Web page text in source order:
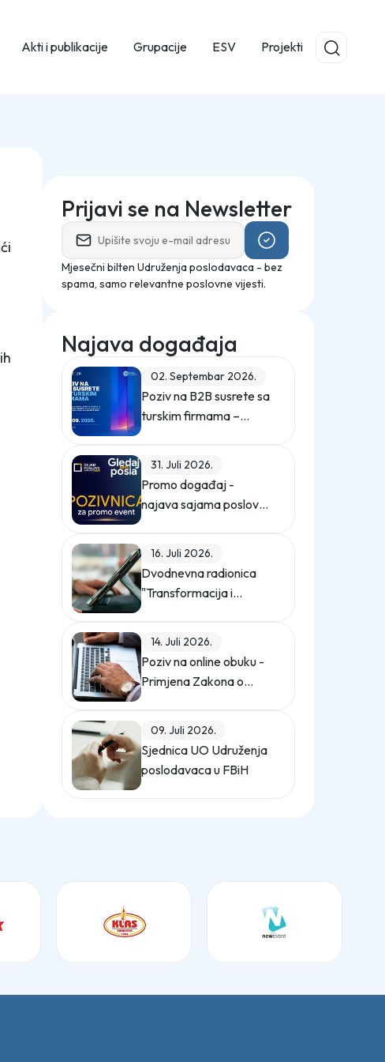
Akti i publikacije Grupacije ESV Projekti
Prijavi se na Newsletter
Mjesečni bilten Udruženja poslodavaca - bez
spama, samo relevantne poslovne vijesti.
Najava događaja
02. Septembar 2026.
Poziv na B2B susrete sa
turskim firmama –
ZEPS 2026
31. Juli 2026.
Promo događaj -
najava sajama poslova
"Gledaj sebi posla"
16. Juli 2026.
Dvodnevna radionica
"Transformacija i
digitalizacija
14. Juli 2026.
Poziv na online obuku -
Primjena Zakona o
09. Juli 2026.
Sjednica UO Udruženja
poslodavaca u FBiH